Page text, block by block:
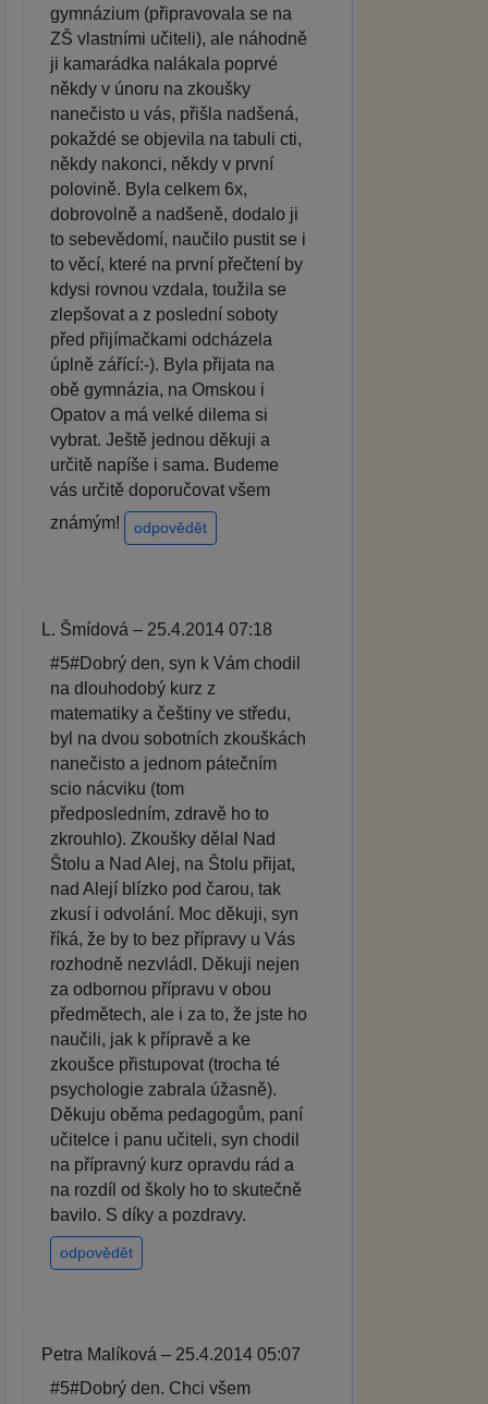
gymnázium (připravovala se na
ZŠ vlastními učiteli), ale náhodně
ji kamarádka nalákala poprvé
někdy v únoru na zkoušky
nanečisto u vás, přišla nadšená,
pokaždé se objevila na tabuli cti,
někdy nakonci, někdy v první
polovině. Byla celkem 6x,
dobrovolně a nadšeně, dodalo ji
to sebevědomí, naučilo pustit se i
to věcí, které na první přečtení by
kdysi rovnou vzdala, toužila se
zlepšovat a z poslední soboty
před přijímačkami odcházela
úplně zářící:-). Byla přijata na
obě gymnázia, na Omskou i
Opatov a má velké dilema si
vybrat. Ještě jednou děkuji a
určitě napíše i sama. Budeme
vás určitě doporučovat všem
známým!
odpovědět
L. Šmídová – 25.4.2014 07:18
#5#Dobrý den, syn k Vám chodil
na dlouhodobý kurz z
matematiky a češtiny ve středu,
byl na dvou sobotních zkouškách
nanečisto a jednom pátečním
scio nácviku (tom
předposledním, zdravě ho to
zkrouhlo). Zkoušky dělal Nad
Štolu a Nad Alej, na Štolu přijat,
nad Alejí blízko pod čarou, tak
zkusí i odvolání. Moc děkuji, syn
říká, že by to bez přípravy u Vás
rozhodně nezvládl. Děkuji nejen
za odbornou přípravu v obou
předmětech, ale i za to, že jste ho
naučili, jak k přípravě a ke
zkoušce přistupovat (trocha té
psychologie zabrala úžasně).
Děkuju oběma pedagogům, paní
učitelce i panu učiteli, syn chodil
na přípravný kurz opravdu rád a
na rozdíl od školy ho to skutečně
bavilo. S díky a pozdravy.
odpovědět
Petra Malíková – 25.4.2014 05:07
#5#Dobrý den. Chci všem